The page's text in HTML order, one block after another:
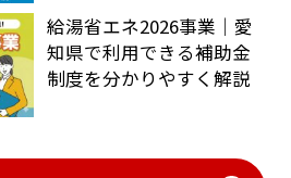
給湯省エネ2026事業｜愛
知県で利用できる補助金
制度を分かりやすく解説